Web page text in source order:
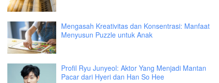
Mengasah Kreativitas dan Konsentrasi: Manfaat
Menyusun Puzzle untuk Anak
Profil Ryu Junyeol: Aktor Yang Menjadi Mantan
Pacar dari Hyeri dan Han So Hee